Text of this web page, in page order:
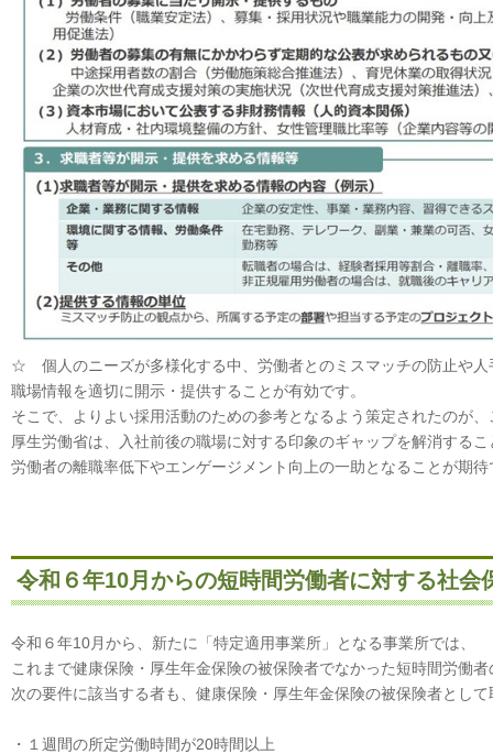
☆ 個人のニーズが多様化する中、労働者とのミスマッチの防止や人
職場情報を適切に開示・提供することが有効です。
そこで、よりよい採用活動のための参考となるよう策定されたのが
厚生労働省は、入社前後の職場に対する印象のギャップを解消するこ
労働者の離職率低下やエンゲージメント向上の一助となることが期
令和６年10月からの短時間労働者に対する社
令和６年10月から、新たに「特定適用事業所」となる事業所では、
これまで健康保険・厚生年金保険の被保険者でなかった短時間労働者
次の要件に該当する者も、健康保険・厚生年金保険の被保険者とし
・１週間の所定労働時間が20時間以上